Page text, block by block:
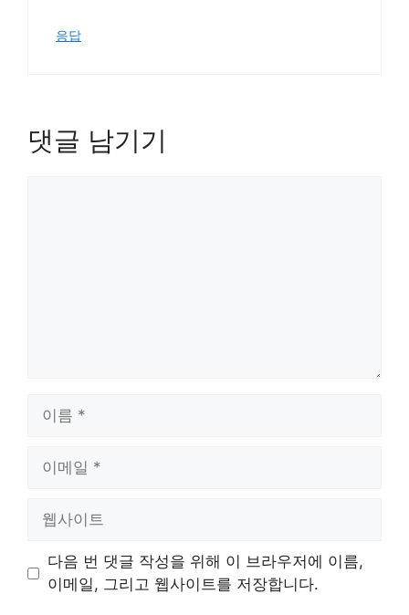
응답
댓글 남기기
트
다음 번 댓글 작성을 위해 이 브라우저에 이름,
이메일, 그리고 웹사이트를 저장합니다.